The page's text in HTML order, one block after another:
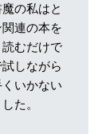
の私はと
連の本を
むだけで
しながら
いかない
た。